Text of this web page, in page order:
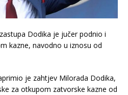
Dodika je jučer podnio i
kazne, navodno u iznosu od
je zahtjev Milorada Dodika,
za otkupom zatvorske kazne od